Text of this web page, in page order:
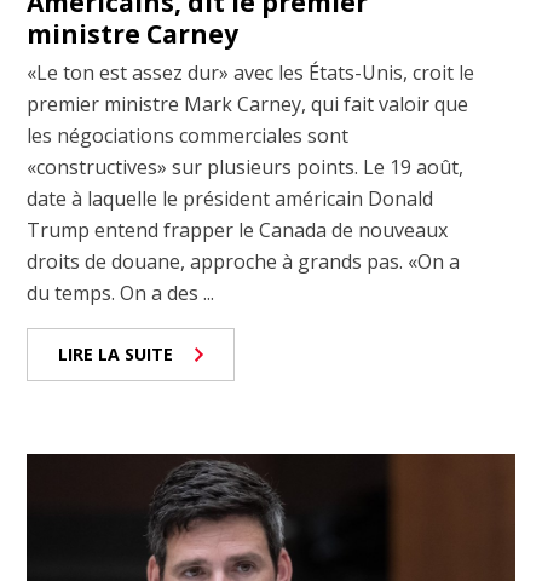
ministre Carney
«Le ton est assez dur» avec les États-Unis, croit le
premier ministre Mark Carney, qui fait valoir que
les négociations commerciales sont
«constructives» sur plusieurs points. Le 19 août,
date à laquelle le président américain Donald
Trump entend frapper le Canada de nouveaux
droits de douane, approche à grands pas. «On a
du temps. On a des ...
LIRE LA SUITE